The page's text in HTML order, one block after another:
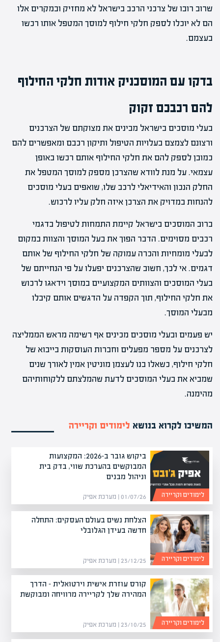
שרוב רובו של צרכני הרכב בישראל לא מחזיק ובמקרים אלו
הם לא יוכלו לספק חלקי חילוף למוסך המטפל אותו רכשו
בעצמם.
בדקו עם המוסכניק אודות חלקי החילוף
להם רכבכם זקוק
בעלי מוסכים בישראל מבינים את מצוקתם של הצרכנים
ורצונם לצמצם בעלויות הטיפול ותיקון רכבם ומאפשרים להם
כמובן לספק להם את חלקי החילוף אותם רכשו באופן
עצמאי. על מנת לוודא שהצרכן מספק למוסך המטפל את
החלק הנכון והאידיאלי לרכב שלו, שואפים בעלי מוסכים
להנחות במדויק את הצרכן איזה חלק עליו לרכוש.
ברוב המוסכים בישראל קיימת התמחות לטיפול בדגמי
רכבים מסוימים. הדבר הפוך את בעל המוסך והצוות במקום
לבעלי מומחיות והכרה עמוקה של חלקי החילוף של אותם
דגמים. אי לכך, חשוב שהצרכנים יפעלו על פי הנחייתם של
בעלי המוסכים והצוותים המקצועיים במוסך וידאגו לרכוש
את חלקי החילוף, תוך הקפדה על הדגשים אותם קיבלו
מבעלי המוסך.
יש פעמים ובעלי מוסכים מכינים אף רשימה מראש הממליצה
לצרכנים על מספר מפעלים וחברות העוסקות בייבוא של
חלקי חילוף, כשאלו בנו לעצמן מוניטין אמין לאורך שנים
שמביא את בעלי המוסכים לדעת שהמלצתם ללקוחותיהם
מהימנה.
המשיכו לקרוא בנושא לימודים וקריירה
ביקוש גובר ב-2026: המקצועות
המבוקשים בהערכת שווי, בדק בית
וניהול מבנים
01/07/26 | מערכת אפיק לימודים וקריירה
הצלחת נשים בעולם העסקים: התחלה
חדשה בעידן הגלובלי
23/12/25 | מערכת אפיק לימודים וקריירה
קורס עוזרת אישית וירטואלית – הדרך
המהירה שלך לקריירה מרוויחה ומבוקשת
23/10/25 | מערכת אפיק לימודים וקריירה